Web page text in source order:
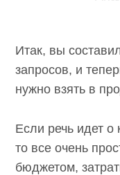
Итак, вы
запросов, и
из них нужно
Если речь идет
то все очень
бюджетом,